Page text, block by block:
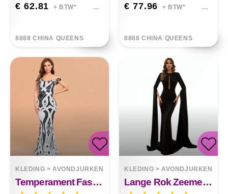
€ 62.81 + BTW*
8888 CHINA QUEENS
€ 77.96 + BTW*
8888 CHINA QUEENS
KLEDING >AVONDJURKEN
Temperament Fashion Slanke Maxi-jurk
KLEDING >AVONDJURKEN
Lange Rok Zeemeermin Jurk Rok